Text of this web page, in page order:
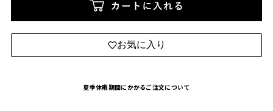
カートに入れる
お気に入り
夏季休暇期間にかかるご注文について